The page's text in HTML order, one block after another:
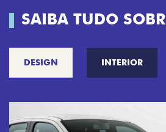
SAIBA TUDO
DESIGN INTERIOR